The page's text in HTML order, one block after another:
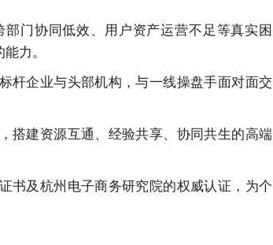
门协同低效、用户资产运营不足等真实困
力。
杆企业与头部机构，与一线操盘手面对面交
搭建资源互通、经验共享、协同共生的高端
书及杭州电子商务研究院的权威认证，为个